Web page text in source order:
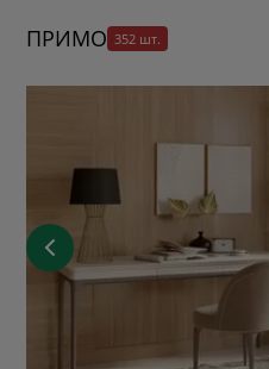
ПРИМО 352 шт.